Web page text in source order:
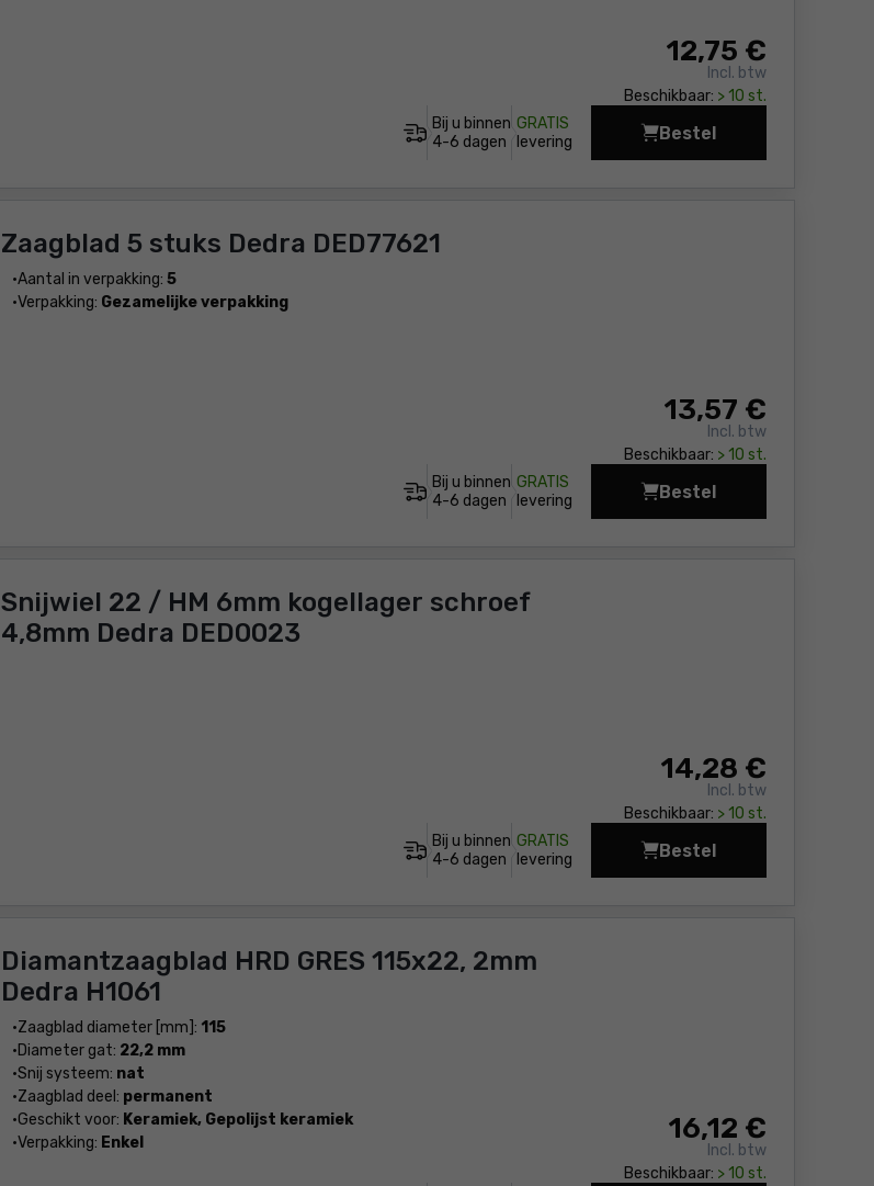
12,75 €
Incl. btw
Beschikbaar: > 10 st.
Bij u binnen
4-6 dagen
GRATIS
levering
Bestel
Diamantschijf 150
Zaagblad 5 stuks Dedra DED77621
Aantal in verpakking: 5
Verpakking: Gezamelijke verpakking
13,57 €
Incl. btw
Beschikbaar: > 10 st.
Bij u binnen
4-6 dagen
GRATIS
levering
Bestel
Snijwiel 22 / HM 6mm kogellager schroef
4,8mm Dedra DED0023
14,28 €
Incl. btw
Beschikbaar: > 10 st.
Bij u binnen
4-6 dagen
GRATIS
levering
Bestel
Snijwiel 22 / HM
Diamantzaagblad HRD GRES 115x22, 2mm
Dedra H1061
Zaagblad diameter [mm]: 115
Diameter gat: 22,2 mm
Snij systeem: nat
Zaagblad deel: permanent
Geschikt voor: Keramiek, Gepolijst keramiek
Verpakking: Enkel 16,12 €
Incl. btw
Beschikbaar: > 10 st.